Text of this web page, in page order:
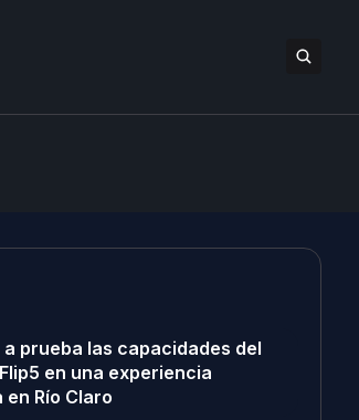
a prueba las capacidades del
en una experiencia
Río Claro